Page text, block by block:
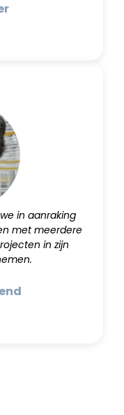
in aanraking
met meerdere
in zijn